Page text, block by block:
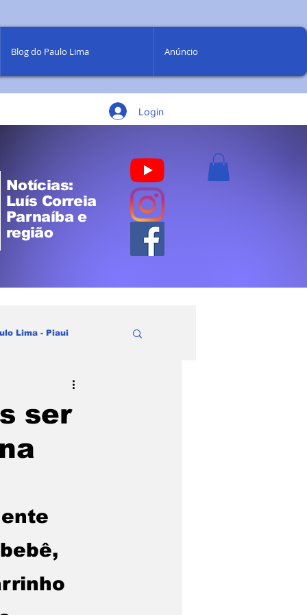
Blog do Paulo Lima Anúncio
Login
Notícias:
Luís Correia
Parnaíba e
região
Lima - Piaui
ser